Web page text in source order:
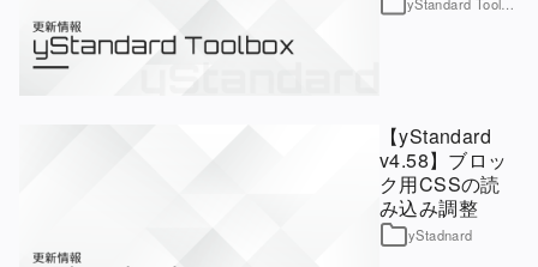
【yStandard
v4.58】ブロッ
ク用CSSの読
み込み調整
yStadnard